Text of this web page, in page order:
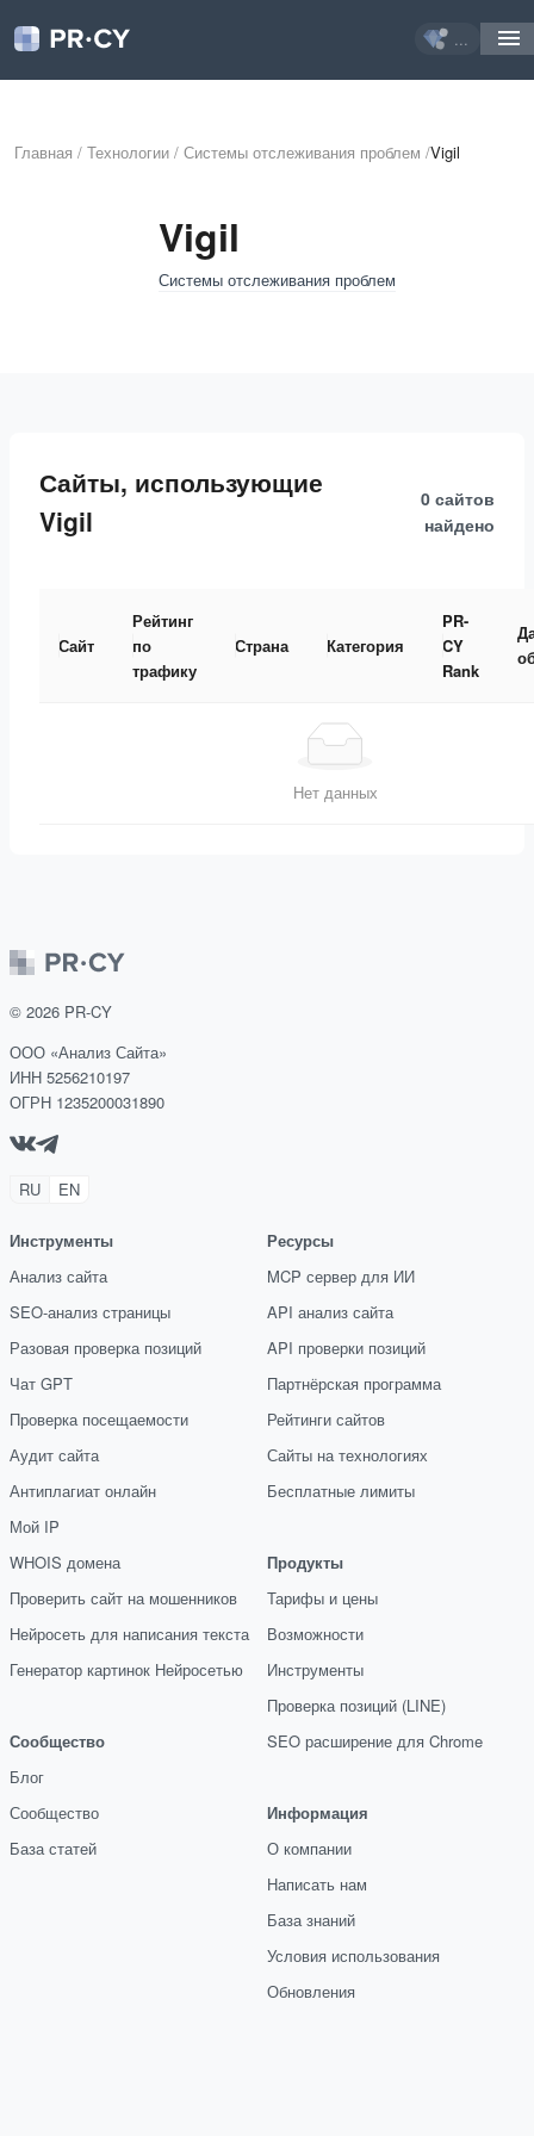
...
Главная / Технологии / Системы отслеживания проблем /Vigil
Vigil
Системы отслеживания проблем
Сайты, использующие
Vigil
0 сайтов
найдено
Сайт
Рейтинг
по
трафику
Страна Категория
PR-
CY
Rank
Нет данных
© 2026 PR-CY
ООО «Анализ Сайта»
ИНН 5256210197
ОГРН 1235200031890
RU EN
Инструменты
Анализ сайта
SEO-анализ страницы
Разовая проверка позиций
Чат GPT
Проверка посещаемости
Аудит сайта
Антиплагиат онлайн
Мой IP
WHOIS домена
Проверить сайт на мошенников
Нейросеть для написания текста
Генератор картинок Нейросетью
Сообщество
Блог
Сообщество
База статей
Ресурсы
MCP сервер для ИИ
API анализ сайта
API проверки позиций
Партнёрская программа
Рейтинги сайтов
Сайты на технологиях
Бесплатные лимиты
Продукты
Тарифы и цены
Возможности
Инструменты
Проверка позиций (LINE)
SEO расширение для Chrome
Информация
О компании
Написать нам
База знаний
Условия использования
Обновления